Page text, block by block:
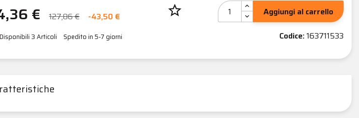
€ 127,86 € -43,50 €
Disponibili3 Articoli Spedito in 5-7 giorni
star_border
Aggiungi al carrello
Codice:163711533